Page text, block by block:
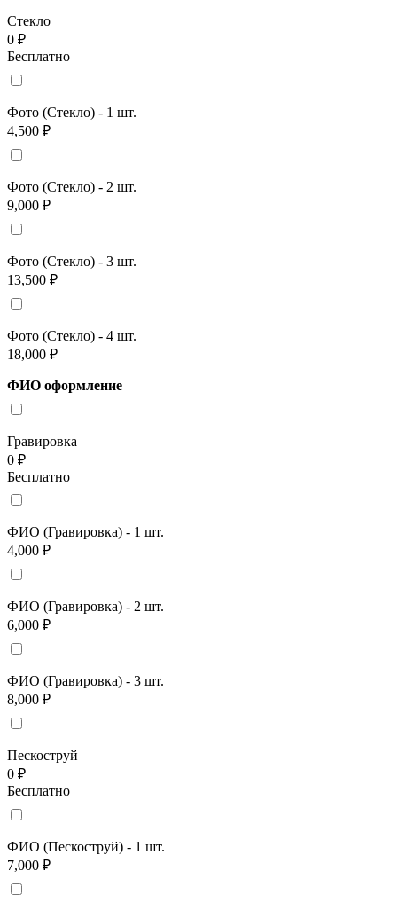
Стекло
0 ₽
Бесплатно
Фото (Стекло) - 1 шт.
4,500 ₽
Фото (Стекло) - 2 шт.
9,000 ₽
Фото (Стекло) - 3 шт.
13,500 ₽
Фото (Стекло) - 4 шт.
18,000 ₽
ФИО оформление
Гравировка
0 ₽
Бесплатно
ФИО (Гравировка) - 1 шт.
4,000 ₽
ФИО (Гравировка) - 2 шт.
6,000 ₽
ФИО (Гравировка) - 3 шт.
8,000 ₽
Пескоструй
0 ₽
Бесплатно
ФИО (Пескоструй) - 1 шт.
7,000 ₽